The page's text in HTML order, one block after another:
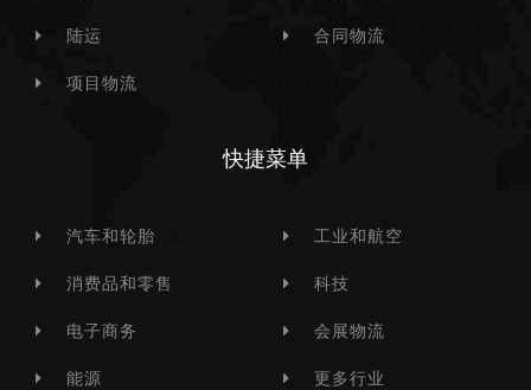
陆运
项目物流
合同物流
快捷菜单
汽车和轮胎
消费品和零售
电子商务
能源
工业和航空
科技
会展物流
更多行业